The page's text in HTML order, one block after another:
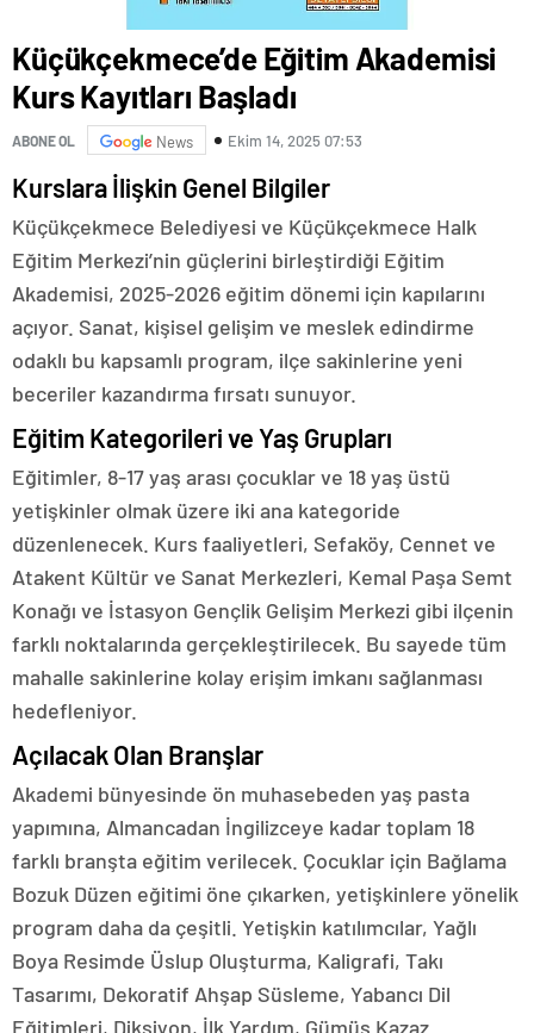
Küçükçekmece’de Eğitim Akademisi
Kurs Kayıtları Başladı
ABONE OL News Ekim 14, 2025 07:53
Kurslara İlişkin Genel Bilgiler
Küçükçekmece Belediyesi ve Küçükçekmece Halk
Eğitim Merkezi’nin güçlerini birleştirdiği Eğitim
Akademisi, 2025-2026 eğitim dönemi için kapılarını
açıyor. Sanat, kişisel gelişim ve meslek edindirme
odaklı bu kapsamlı program, ilçe sakinlerine yeni
beceriler kazandırma fırsatı sunuyor.
Eğitim Kategorileri ve Yaş Grupları
Eğitimler, 8-17 yaş arası çocuklar ve 18 yaş üstü
yetişkinler olmak üzere iki ana kategoride
düzenlenecek. Kurs faaliyetleri, Sefaköy, Cennet ve
Atakent Kültür ve Sanat Merkezleri, Kemal Paşa Semt
Konağı ve İstasyon Gençlik Gelişim Merkezi gibi ilçenin
farklı noktalarında gerçekleştirilecek. Bu sayede tüm
mahalle sakinlerine kolay erişim imkanı sağlanması
hedefleniyor.
Açılacak Olan Branşlar
Akademi bünyesinde ön muhasebeden yaş pasta
yapımına, Almancadan İngilizceye kadar toplam 18
farklı branşta eğitim verilecek. Çocuklar için Bağlama
Bozuk Düzen eğitimi öne çıkarken, yetişkinlere yönelik
program daha da çeşitli. Yetişkin katılımcılar, Yağlı
Boya Resimde Üslup Oluşturma, Kaligrafi, Takı
Tasarımı, Dekoratif Ahşap Süsleme, Yabancı Dil
Eğitimleri, Diksiyon, İlk Yardım, Gümüş Kazaz